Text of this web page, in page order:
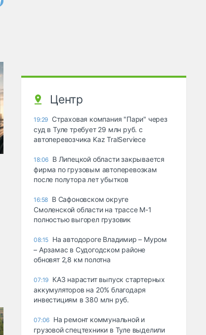
Центр
19:29 Страховая компания "Пари" через
суд в Туле требует 29 млн руб. с
автоперевозчика Kaz TralServiece
18:06 В Липецкой области закрывается
фирма по грузовым автоперевозкам
после полутора лет убытков
16:58 В Сафоновском округе
Смоленской области на трассе М-1
полностью выгорел грузовик
08:15 На автодороге Владимир – Муром
– Арзамас в Судогодском районе
обновят 2,8 км полотна
07:19 КАЗ нарастит выпуск стартерных
аккумуляторов на 20% благодаря
инвестициям в 380 млн руб.
07:06 На ремонт коммунальной и
грузовой спецтехники в Туле выделили